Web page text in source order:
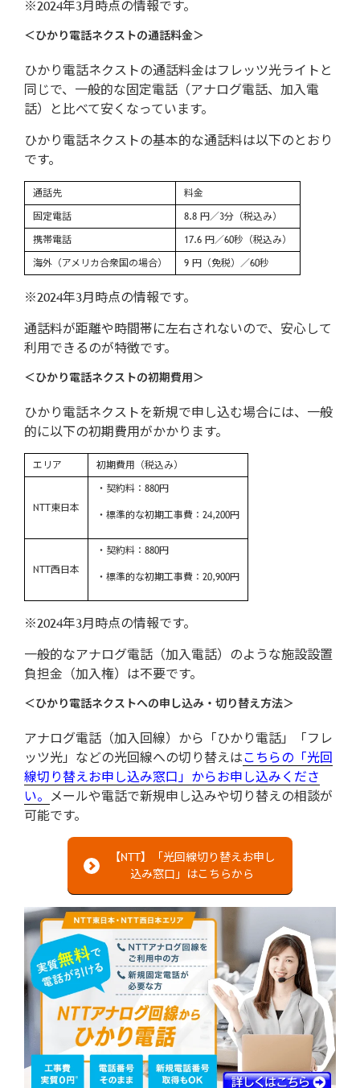
※2024年3月時点の情報です。
＜ひかり電話ネクストの通話料金＞
ひかり電話ネクストの通話料金はフレッツ光ライトと
同じで、一般的な固定電話（アナログ電話、加入電
話）と比べて安くなっています。
ひかり電話ネクストの基本的な通話料は以下のとおり
です。
通話先
料金
固定電話
8.8 円／3分（税込み）
携帯電話
17.6 円／60秒（税込み）
海外（アメリカ合衆国の場合）
9 円（免税）／60秒
※2024年3月時点の情報です。
通話料が距離や時間帯に左右されないので、安心して
利用できるのが特徴です。
＜ひかり電話ネクストの初期費用＞
ひかり電話ネクストを新規で申し込む場合には、一般
的に以下の初期費用がかかります。
エリア 初期費用（税込み）
NTT東日本
・契約料：880円
・標準的な初期工事費：24,200円
NTT西日本
・契約料：880円
・標準的な初期工事費：20,900円
※2024年3月時点の情報です。
一般的なアナログ電話（加入電話）のような施設設置
負担金（加入権）は不要です。
＜ひかり電話ネクストへの申し込み・切り替え方法＞
アナログ電話（加入回線）から「ひかり電話」「フレ
ッツ光」などの光回線への切り替えはこちらの「光回
線切り替えお申し込み窓口」からお申し込みくださ
い。 メールや電話で新規申し込みや切り替えの相談が
可能です。
【NTT】「光回線切り替えお申し
込み窓口」はこちらから